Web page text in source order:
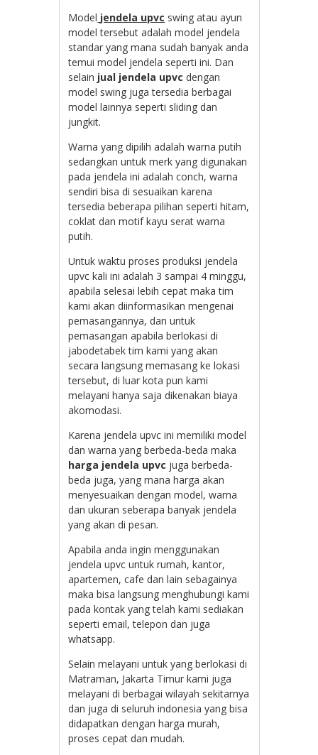
Model jendela upvc swing atau ayun
model tersebut adalah model jendela
standar yang mana sudah banyak anda
temui model jendela seperti ini. Dan
selain jual jendela upvc dengan
model swing juga tersedia berbagai
model lainnya seperti sliding dan
jungkit.
Warna yang dipilih adalah warna putih
sedangkan untuk merk yang digunakan
pada jendela ini adalah conch, warna
sendiri bisa di sesuaikan karena
tersedia beberapa pilihan seperti hitam,
coklat dan motif kayu serat warna
putih.
Untuk waktu proses produksi jendela
upvc kali ini adalah 3 sampai 4 minggu,
apabila selesai lebih cepat maka tim
kami akan diinformasikan mengenai
pemasangannya, dan untuk
pemasangan apabila berlokasi di
jabodetabek tim kami yang akan
secara langsung memasang ke lokasi
tersebut, di luar kota pun kami
melayani hanya saja dikenakan biaya
akomodasi.
Karena jendela upvc ini memiliki model
dan warna yang berbeda-beda maka
harga jendela upvc juga berbeda-
beda juga, yang mana harga akan
menyesuaikan dengan model, warna
dan ukuran seberapa banyak jendela
yang akan di pesan.
Apabila anda ingin menggunakan
jendela upvc untuk rumah, kantor,
apartemen, cafe dan lain sebagainya
maka bisa langsung menghubungi kami
pada kontak yang telah kami sediakan
seperti email, telepon dan juga
whatsapp.
Selain melayani untuk yang berlokasi di
Matraman, Jakarta Timur kami juga
melayani di berbagai wilayah sekitarnya
dan juga di seluruh indonesia yang bisa
didapatkan dengan harga murah,
proses cepat dan mudah.